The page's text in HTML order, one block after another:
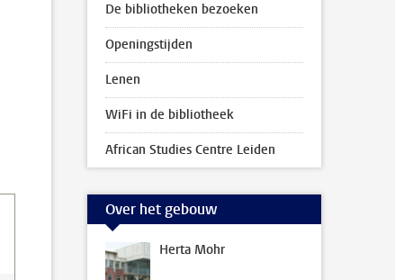
De bibliotheken bezoeken
Openingstijden
Lenen
WiFi in de bibliotheek
African Studies Centre Leiden
Over het gebouw
Herta Mohr